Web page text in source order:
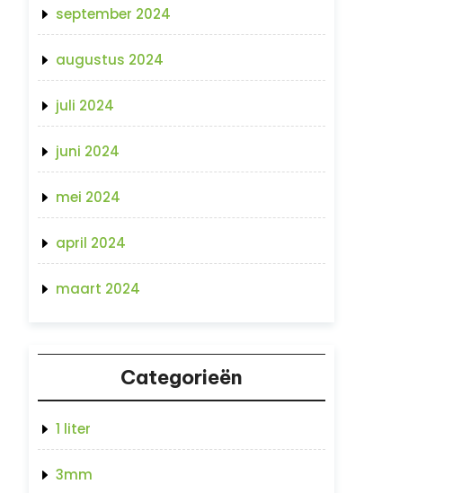
september 2024
augustus 2024
juli 2024
juni 2024
mei 2024
april 2024
maart 2024
Categorieën
1 liter
3mm